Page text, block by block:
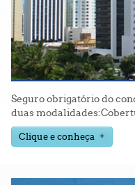
Seguro obrigatório do
duas
Clique e conheça